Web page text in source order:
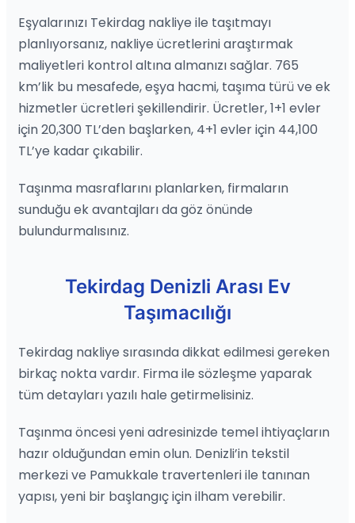
Eşyalarınızı Tekirdag nakliye ile taşıtmayı
planlıyorsanız, nakliye ücretlerini araştırmak
maliyetleri kontrol altına almanızı sağlar. 765
km’lik bu mesafede, eşya hacmi, taşıma türü ve ek
hizmetler ücretleri şekillendirir. Ücretler, 1+1 evler
için 20,300 TL’den başlarken, 4+1 evler için 44,100
TL’ye kadar çıkabilir.
Taşınma masraflarını planlarken, firmaların
sunduğu ek avantajları da göz önünde
bulundurmalısınız.
Tekirdag Denizli Arası Ev
Taşımacılığı
Tekirdag nakliye sırasında dikkat edilmesi gereken
birkaç nokta vardır. Firma ile sözleşme yaparak
tüm detayları yazılı hale getirmelisiniz.
Taşınma öncesi yeni adresinizde temel ihtiyaçların
hazır olduğundan emin olun. Denizli’in tekstil
merkezi ve Pamukkale travertenleri ile tanınan
yapısı, yeni bir başlangıç için ilham verebilir.